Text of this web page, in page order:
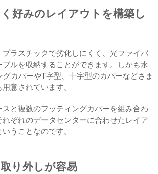
好みのレイアウトを構築し
ラスチックで劣化しにくく、光ファイバ
ルを収納することができます。しかも水
カバーやT字型、十字型のカバーなどさま
意されています。
と複数のフッティングカバーを組み合わ
ぞれのデータセンターに合わせたレイア
うことなのです。
り外しが容易